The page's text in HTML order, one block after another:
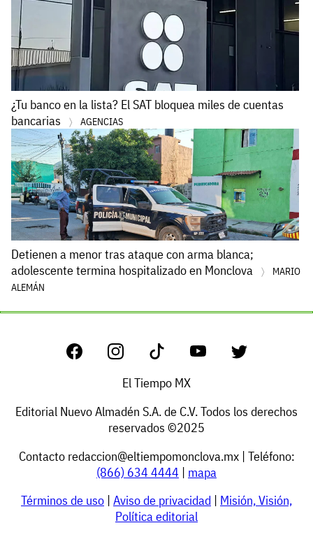
¿Tu banco en la lista? El SAT bloquea miles de cuentas
bancarias
AGENCIAS
Detienen a menor tras ataque con arma blanca;
adolescente termina hospitalizado en Monclova
MARIO
ALEMÁN
El Tiempo MX
Editorial Nuevo Almadén S.A. de C.V. Todos los derechos
reservados ©2025
Contacto redaccion@eltiempomonclova.mx| Teléfono:
(866) 634 4444 | mapa
Términos de uso | Aviso de privacidad | Misión, Visión,
Política editorial